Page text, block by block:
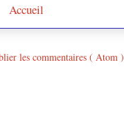
Accueil
les commentaires ( Atom )